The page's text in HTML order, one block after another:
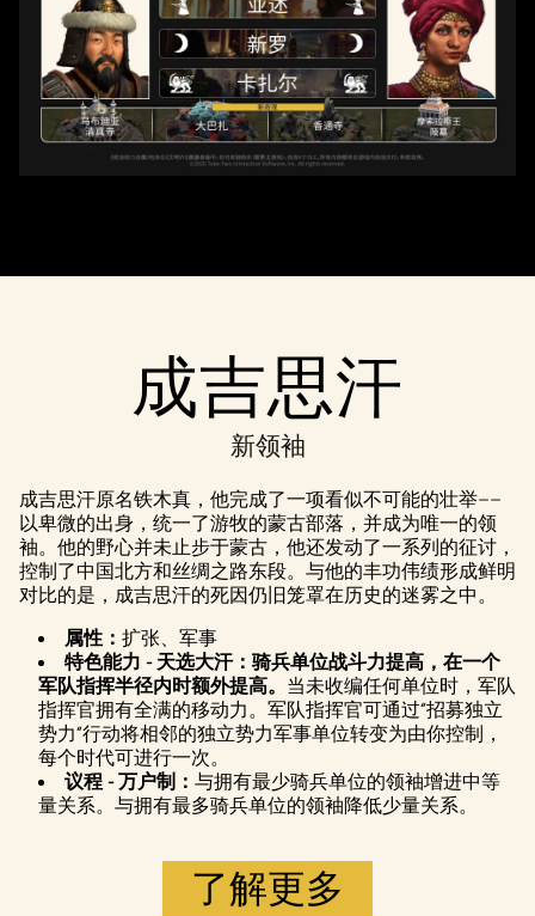
点击播放，
即意味着你
同意YouTube
的隐私政策
以及将数据
传输至 Google
服务器。
成吉思汗
新领袖
成吉思汗原名铁木真，他完成了一项看似不可能的壮举——
以卑微的出身，统一了游牧的蒙古部落，并成为唯一的领
袖。他的野心并未止步于蒙古，他还发动了一系列的征讨，
控制了中国北方和丝绸之路东段。与他的丰功伟绩形成鲜明
对比的是，成吉思汗的死因仍旧笼罩在历史的迷雾之中。
属性： 扩张、军事
特色能力 - 天选大汗：骑兵单位战斗力提高，在一个
军队指挥半径内时额外提高。 当未收编任何单位时，军队
指挥官拥有全满的移动力。军队指挥官可通过“招募独立
势力”行动将相邻的独立势力军事单位转变为由你控制，
每个时代可进行一次。
议程 - 万户制： 与拥有最少骑兵单位的领袖增进中等
量关系。与拥有最多骑兵单位的领袖降低少量关系。
了解更多